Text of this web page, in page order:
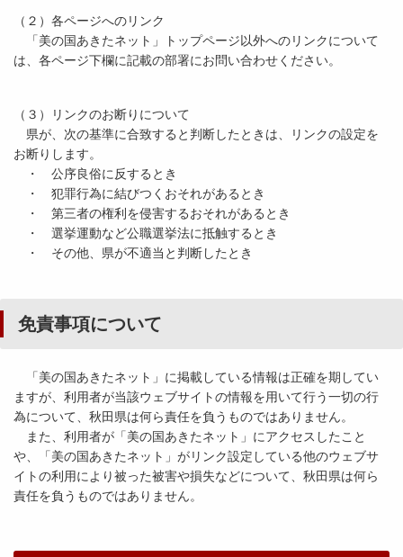
（２）各ページへのリンク
「美の国あきたネット」トップページ以外へのリンクについて
は、各ページ下欄に記載の部署にお問い合わせください。
（３）リンクのお断りについて
県が、次の基準に合致すると判断したときは、リンクの設定を
お断りします。
・ 公序良俗に反するとき
・ 犯罪行為に結びつくおそれがあるとき
・ 第三者の権利を侵害するおそれがあるとき
・ 選挙運動など公職選挙法に抵触するとき
・ その他、県が不適当と判断したとき
免責事項について
「美の国あきたネット」に掲載している情報は正確を期してい
ますが、利用者が当該ウェブサイトの情報を用いて行う一切の行
為について、秋田県は何ら責任を負うものではありません。
また、利用者が「美の国あきたネット」にアクセスしたこと
や、「美の国あきたネット」がリンク設定している他のウェブサ
イトの利用により被った被害や損失などについて、秋田県は何ら
責任を負うものではありません。